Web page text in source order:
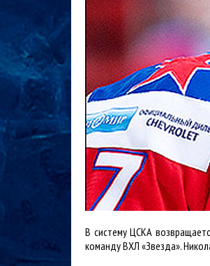
В систему ЦСКА
команду ВХЛ «Звезда».